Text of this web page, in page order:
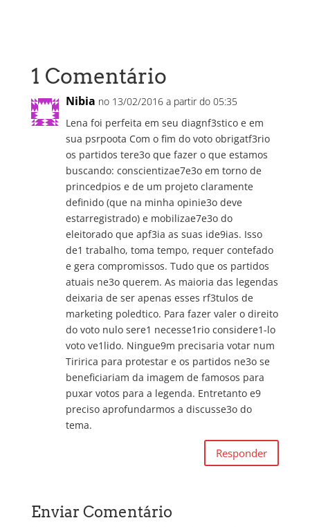
1 Comentário
Nibia no 13/02/2016 a partir do 05:35
Lena foi perfeita em seu diagnf3stico e em
sua psrpoota Com o fim do voto obrigatf3rio
os partidos tere3o que fazer o que estamos
buscando: conscientizae7e3o em torno de
princedpios e de um projeto claramente
definido (que na minha opinie3o deve
estarregistrado) e mobilizae7e3o do
eleitorado que apf3ia as suas ide9ias. Isso
de1 trabalho, toma tempo, requer contefado
e gera compromissos. Tudo que os partidos
atuais ne3o querem. As maioria das legendas
deixaria de ser apenas esses rf3tulos de
marketing poledtico. Para fazer valer o direito
do voto nulo sere1 necesse1rio considere1-lo
voto ve1lido. Ningue9m precisaria votar num
Tiririca para protestar e os partidos ne3o se
beneficiariam da imagem de famosos para
puxar votos para a legenda. Entretanto e9
preciso aprofundarmos a discusse3o do
tema.
Responder
Enviar Comentário